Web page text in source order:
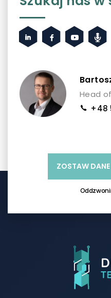
Head
+48
ZOSTAW